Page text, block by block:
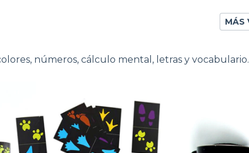
números, cálculo mental, letras y vocabulario.